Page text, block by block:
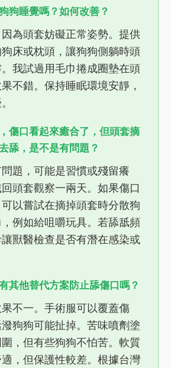
狗睡覺嗎？如何改善？
為頭套妨礙正常姿勢。提供
床或枕頭，讓狗狗側躺時頭
我試過用毛巾捲成圈墊在頭
不錯。保持睡眠環境安靜，
傷口看起來癒合了，但頭套摘
舔，是不是有問題？
題，可能是習慣或殘留癢
頭套觀察一兩天。如果傷口
以嘗試在摘掉頭套時分散狗
例如給咀嚼玩具。若舔舐頻
獸醫檢查是否有潛在感染或
其他替代方案防止舔傷口嗎？
不一。手術服可以覆蓋傷
狗狗可能扯掉。苦味噴劑塗
，但有些狗狗不怕苦。軟質
，但保護性較差。根據台灣